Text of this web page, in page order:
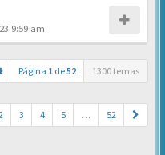
9:59 am
Página 1 de52 1300 temas
3 4 5 … 52